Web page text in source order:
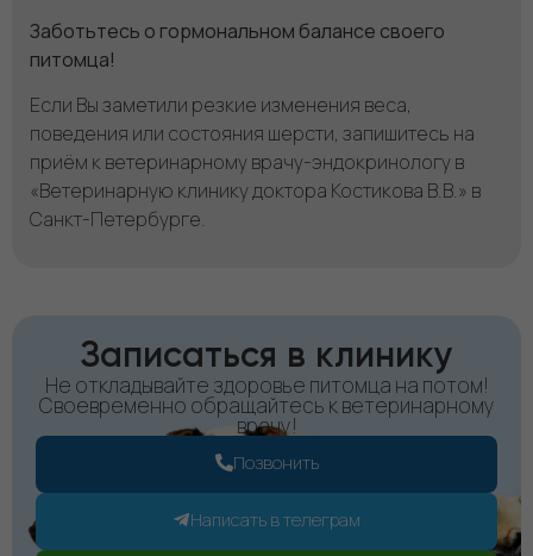
Заботьтесь о гормональном балансе своего
питомца!
Если Вы заметили резкие изменения веса,
поведения или состояния шерсти, запишитесь на
приём к ветеринарному врачу-эндокринологу в
«Ветеринарную клинику доктора Костикова В.В.» в
Санкт-Петербурге.
Записаться в клинику
Не откладывайте здоровье питомца на потом!
Своевременно обращайтесь к ветеринарному
врачу!
Позвонить
Написать в телеграм